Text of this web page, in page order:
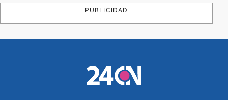
PUBLICIDAD